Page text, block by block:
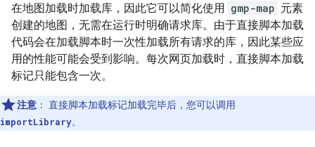
在地图加载时加载库，因此它可以简化使用 gmp-map 元素
创建的地图，无需在运行时明确请求库。由于直接脚本加载
代码会在加载脚本时一次性加载所有请求的库，因此某些应
用的性能可能会受到影响。每次网页加载时，直接脚本加载
标记只能包含一次。
注意 ： 直接脚本加载标记加载完毕后，您可以调用
importLibrary。